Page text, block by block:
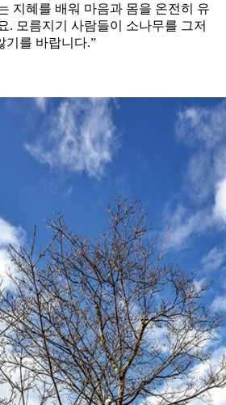
지혜를 배워 마음과 몸을 온전히 유
. 모름지기 사람들이 소나무를 그저
기를 바랍니다.”